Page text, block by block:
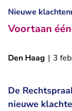
Nieuwe
Voortaan
Den Haag | 3
De
nieuwe